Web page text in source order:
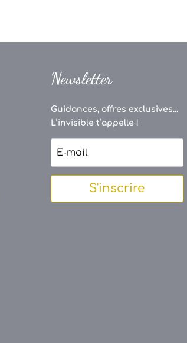
Newsletter
Guidances, offres exclusives...
L’invisible t’appelle !
S'inscrire